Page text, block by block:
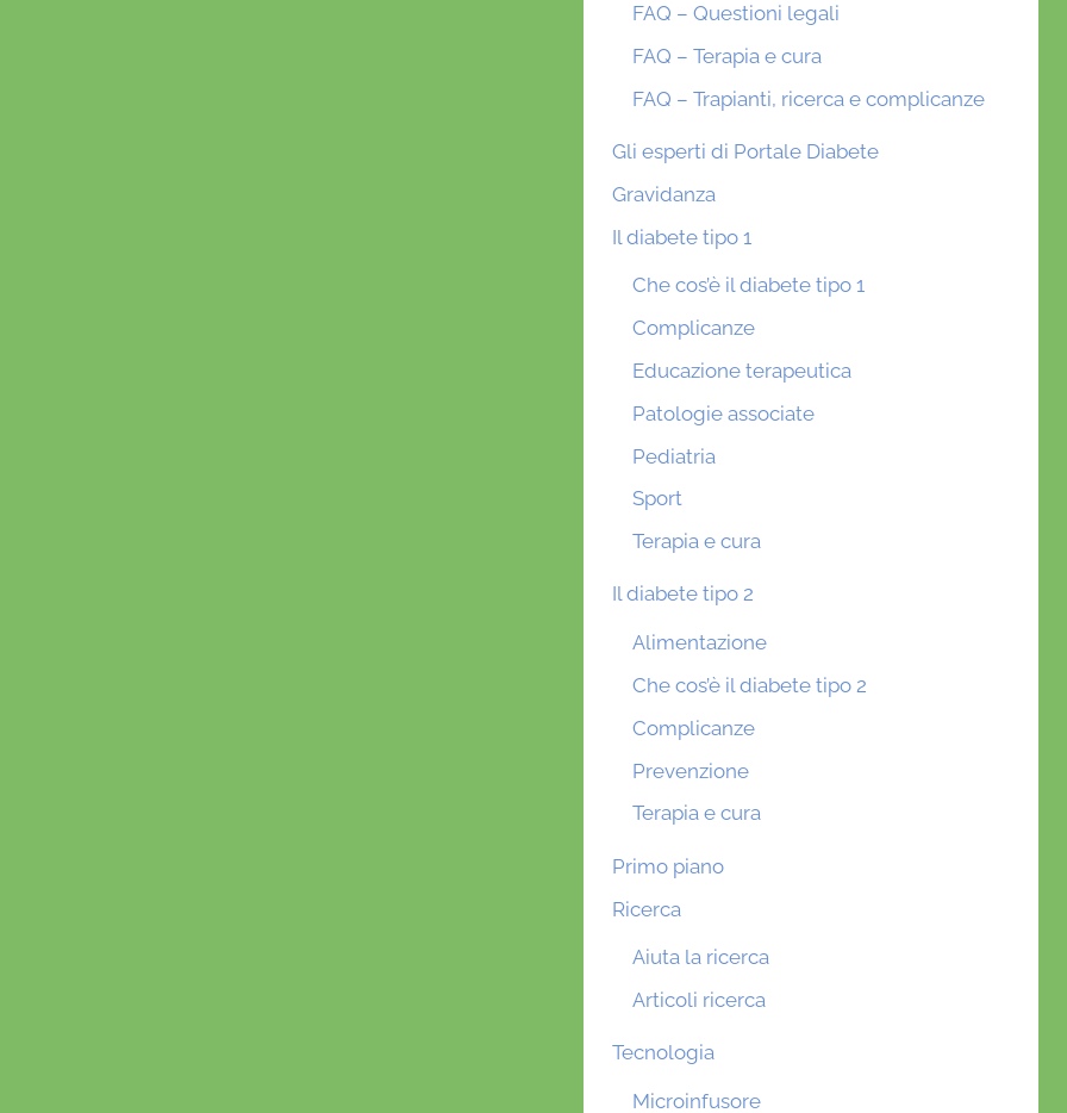
FAQ – Questioni legali
FAQ – Terapia e cura
FAQ – Trapianti, ricerca e complicanze
Gli esperti di Portale Diabete
Gravidanza
Il diabete tipo 1
Che cos’è il diabete tipo 1
Complicanze
Educazione terapeutica
Patologie associate
Pediatria
Sport
Terapia e cura
Il diabete tipo 2
Alimentazione
Che cos’è il diabete tipo 2
Complicanze
Prevenzione
Terapia e cura
Primo piano
Ricerca
Aiuta la ricerca
Articoli ricerca
Tecnologia
Microinfusore